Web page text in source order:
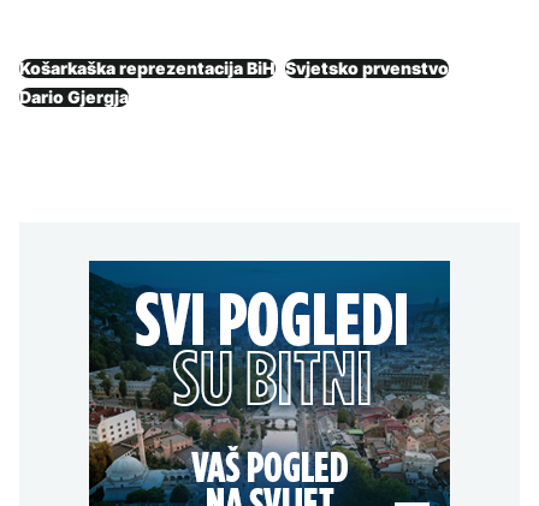
Košarkaška reprezentacija BiH Svjetsko prvenstvo
Dario Gjergja